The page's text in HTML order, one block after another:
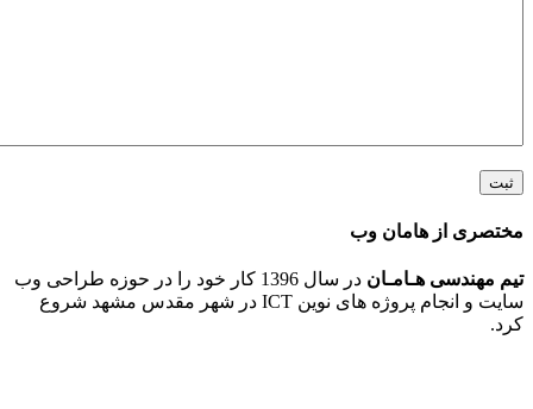
از هامان وب
هـامـان
در سال 1396 کار خود را در حوزه طراحی وب
سایت و انجام پروژه های نوین ICT در شهر مقدس مشهد شروع